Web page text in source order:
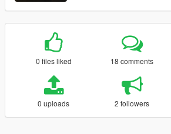
0 files liked 18 comments
0 uploads 2 followers